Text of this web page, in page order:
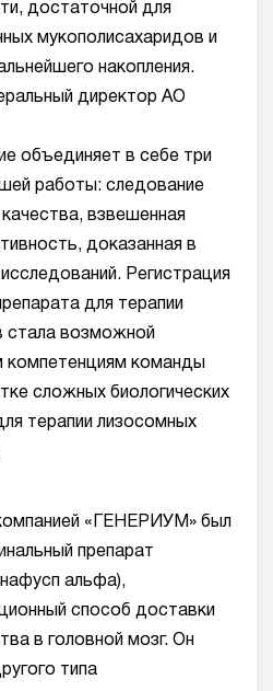
достаточной для
мукополисахаридов и
накопления.
директор АО
объединяет в себе три
работы: следование
взвешенная
доказанная в
Регистрация
для терапии
стала возможной
компетенциям команды
сложных биологических
терапии лизосомных
«ГЕНЕРИУМ» был
препарат
альфа),
способ доставки
в головной мозг. Он
типа